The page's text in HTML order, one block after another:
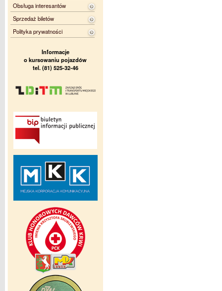
Obsługa interesantów
Sprzedaż biletów
Polityka prywatności
Informacje
o kursowaniu pojazdów
tel. (81) 525-32-46